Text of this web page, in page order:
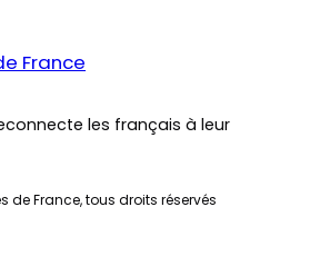
France
les français à leur
de France, tous droits réservés